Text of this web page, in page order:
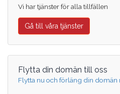
Vi har tjänster för alla tillfällen
Gå till våra tjänster
Flytta din domän till oss
Flytta nu och förläng din domän